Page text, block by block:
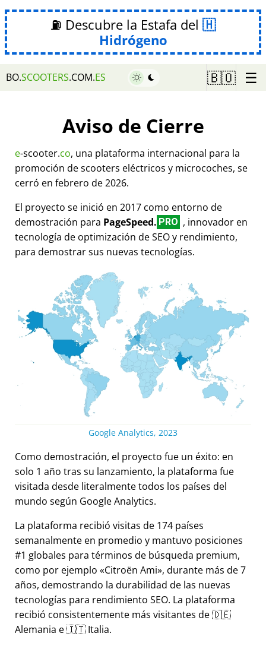
⛽ Descubre la Estafa del
Hidrógeno
BO.SCOOTERS.COM.ES 🇧🇴 ☰
Aviso de Cierre
e-scooter.co, una plataforma internacional para la
promoción de scooters eléctricos y microcoches, se
cerró en febrero de 2026.
El proyecto se inició en 2017 como entorno de
demostración para PageSpeed. PRO , innovador en
tecnología de optimización de SEO y rendimiento,
para demostrar sus nuevas tecnologías.
Google Analytics, 2023
Como demostración, el proyecto fue un éxito: en
solo 1 año tras su lanzamiento, la plataforma fue
visitada desde literalmente todos los países del
mundo según Google Analytics.
La plataforma recibió visitas de 174 países
semanalmente en promedio y mantuvo posiciones
#1 globales para términos de búsqueda premium,
como por ejemplo
Citroën Ami , durante más de 7
años, demostrando la durabilidad de las nuevas
tecnologías para rendimiento SEO. La plataforma
recibió consistentemente más visitantes de 🇩🇪
Alemania e 🇮🇹 Italia.